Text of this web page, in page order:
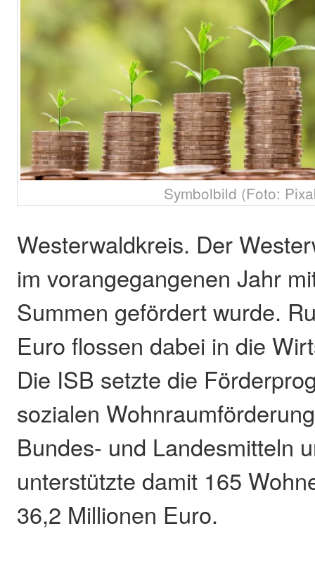
Symbolbild (Foto:
Westerwaldkreis. Der
im vorangegangenen Jahr
Summen gefördert wurde.
Euro flossen dabei in die
Die ISB setzte die
sozialen
Bundes- und Landesmitteln
unterstützte damit 165
36,2 Millionen Euro.